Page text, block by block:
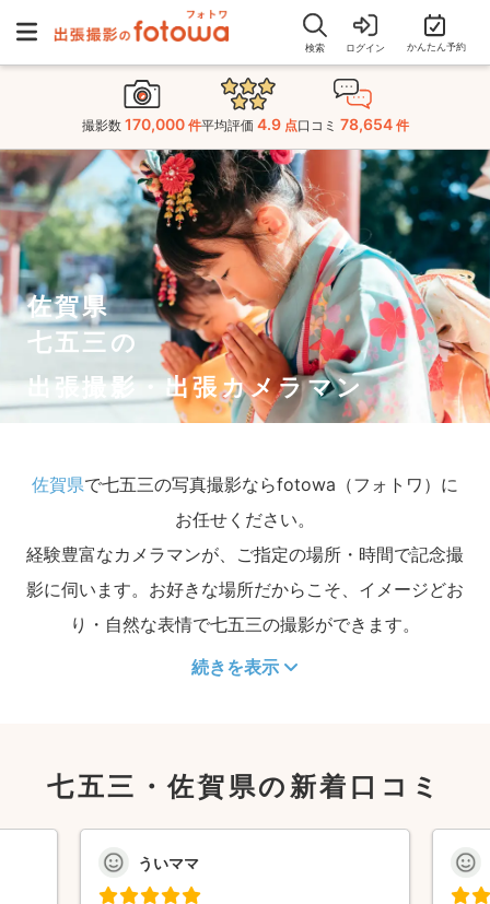
検索 ログイン かんたん予約
撮影数 170,000 件平均評価 4.9 点口コミ 78,654 件
佐賀県
七五三の
出張撮影・出張カメラマン
佐賀県で七五三の写真撮影ならfotowa（フォトワ）に
お任せください。
経験豊富なカメラマンが、ご指定の場所・時間で記念撮
影に伺います。お好きな場所だからこそ、イメージどお
り・自然な表情で七五三の撮影ができます。
続きを表示
七五三・佐賀県の新着口コミ
ういママ